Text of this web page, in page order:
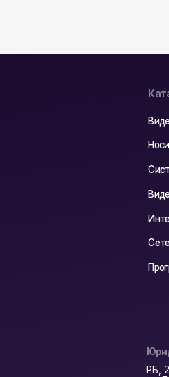
Политика
Юридический Адрес:
ул. Буденного 41,